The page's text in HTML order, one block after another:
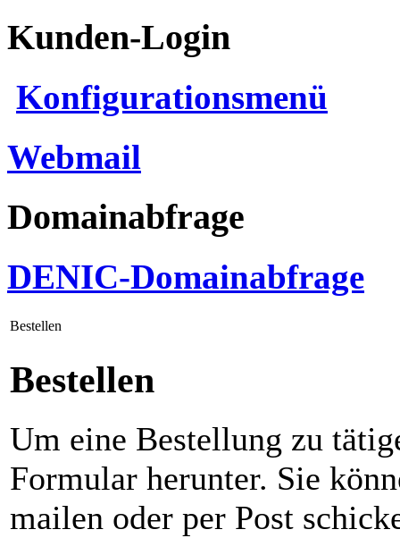
Kunden-Login
Konfigurationsmenü
Webmail
Domainabfrage
DENIC-Domainabfrage
Bestellen
Bestellen
Um eine Bestellung zu
Formular herunter. Sie
mailen oder per Post